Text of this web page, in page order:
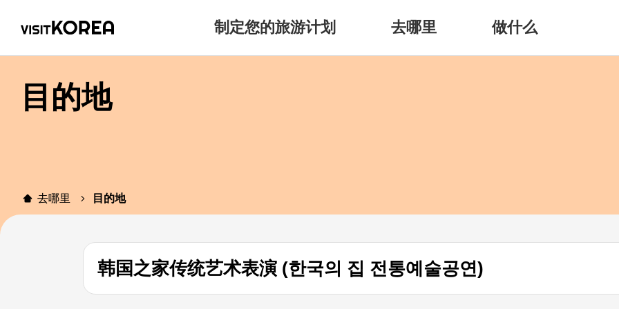
制定您的旅游计划 去哪里 做什么
目的地
去哪里 目的地
韩国之家传统艺术表演 (한국의 집 전통예술공연)